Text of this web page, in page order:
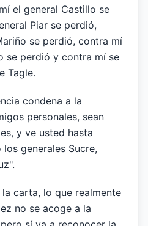
el general Castillo se
Piar se perdió,
se perdió, contra mí
se perdió y contra mí se
Tagle.
condena a la
personales, sean
y ve usted hasta
generales Sucre,
carta, lo que realmente
no se acoge a la